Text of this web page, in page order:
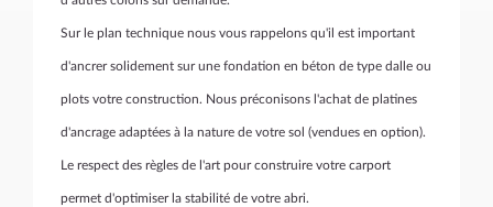
Sur le plan technique nous vous rappelons qu'il est important
d'ancrer solidement sur une fondation en béton de type dalle ou
plots votre construction. Nous préconisons l'achat de platines
d'ancrage adaptées à la nature de votre sol (vendues en option).
Le respect des règles de l'art pour construire votre carport
permet d'optimiser la stabilité de votre abri.